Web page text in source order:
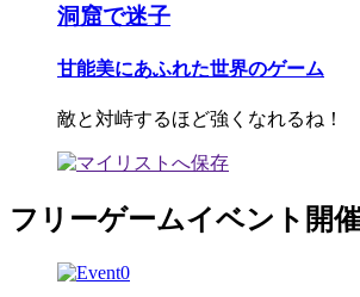
洞窟で迷子
甘能美にあふれた世界のゲーム
敵と対峙するほど強くなれるね！
フリーゲームイベント開催